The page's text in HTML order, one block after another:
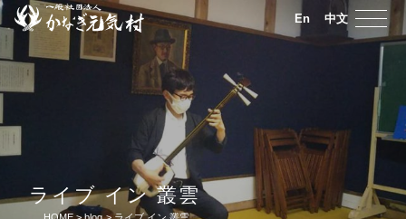
En 中文
ライブ イン 叢雲